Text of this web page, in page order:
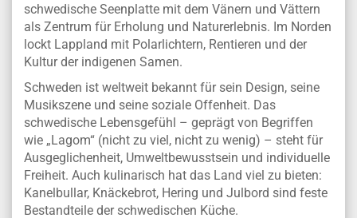
schwedische Seenplatte mit dem Vänern und Vättern
als Zentrum für Erholung und Naturerlebnis. Im Norden
lockt Lappland mit Polarlichtern, Rentieren und der
Kultur der indigenen Samen.
Schweden ist weltweit bekannt für sein Design, seine
Musikszene und seine soziale Offenheit. Das
schwedische Lebensgefühl – geprägt von Begriffen
wie „Lagom“ (nicht zu viel, nicht zu wenig) – steht für
Ausgeglichenheit, Umweltbewusstsein und individuelle
Freiheit. Auch kulinarisch hat das Land viel zu bieten:
Kanelbullar, Knäckebrot, Hering und Julbord sind feste
Bestandteile der schwedischen Küche.